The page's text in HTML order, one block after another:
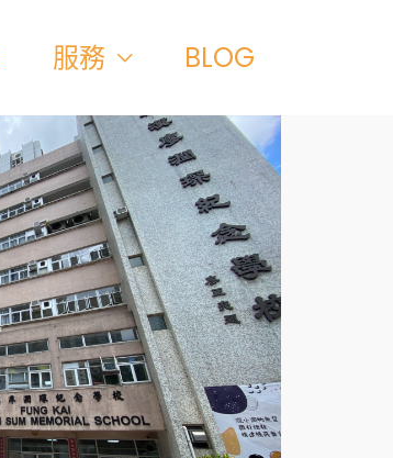
服務 BLOG